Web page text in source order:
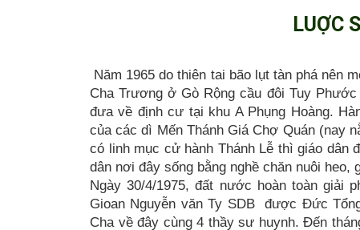
LUỢC
Năm 1965 do thiên tai bão lụt tàn phá nên
Cha Trương ở Gò Rộng cầu đôi Tuy
đưa về định cư tại khu A Phụng Hoàng.
của các dì Mến Thánh Giá Chợ Quán (nay
có linh mục cử hành Thánh Lễ thì giáo dân
dân nơi đây sống bằng nghề chăn nuôi
Ngày 30/4/1975, đất nước hoàn toàn giải
Gioan Nguyễn văn Ty SDB được Đức
Cha về đây cùng 4 thầy sư huynh. Đến